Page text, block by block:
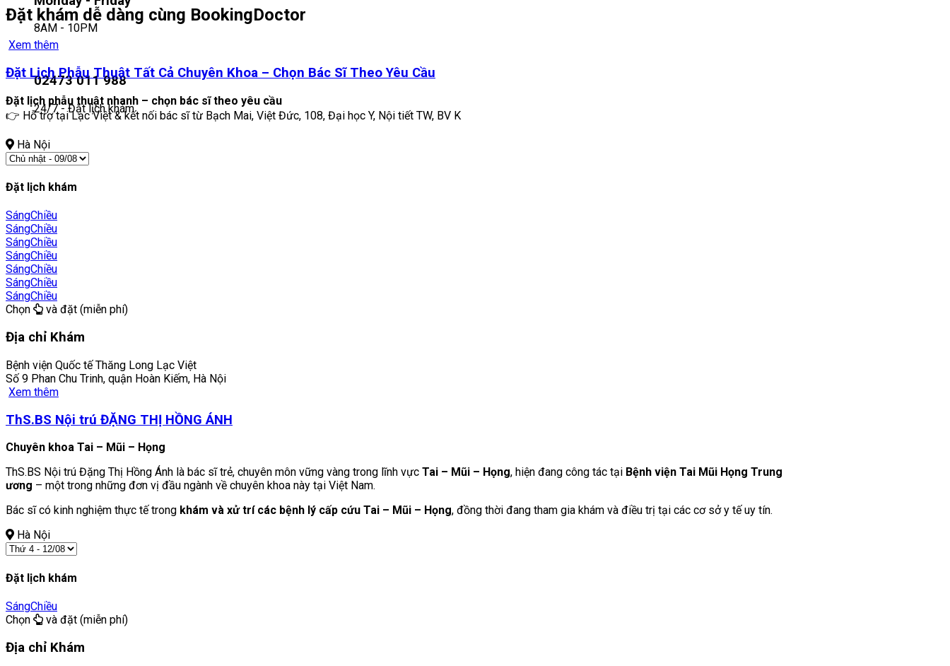
8AM - 10PM
02473 011 988
24/7 - Đặt lịch khám
Đặt khám dễ dàng cùng BookingDoctor
Xem thêm
Đặt Lịch Phẫu Thuật Tất Cả Chuyên Khoa – Chọn Bác Sĩ Theo Yêu Cầu
Đặt lịch phẫu thuật nhanh – chọn bác sĩ theo yêu cầu
👉 Hỗ trợ tại Lạc Việt & kết nối bác sĩ từ Bạch Mai, Việt Đức, 108, Đại học Y, Nội tiết TW, BV K
Hà Nội
Đặt lịch khám
SángChiều
SángChiều
SángChiều
SángChiều
SángChiều
SángChiều
SángChiều
Chọn
và đặt (miễn phí)
Địa chỉ Khám
Bệnh viện Quốc tế Thăng Long Lạc Việt
Số 9 Phan Chu Trinh, quận Hoàn Kiếm, Hà Nội
Xem thêm
ThS.BS Nội trú ĐẶNG THỊ HỒNG ÁNH
Chuyên khoa Tai – Mũi – Họng
ThS.BS Nội trú Đặng Thị Hồng Ánh là bác sĩ trẻ, chuyên môn vững vàng trong lĩnh vực Tai – Mũi – Họng, hiện đang công tác tại Bệnh viện Tai Mũi Họng Trung
ương – một trong những đơn vị đầu ngành về chuyên khoa này tại Việt Nam.
Bác sĩ có kinh nghiệm thực tế trong khám và xử trí các bệnh lý cấp cứu Tai – Mũi – Họng, đồng thời đang tham gia khám và điều trị tại các cơ sở y tế uy tín.
Hà Nội
Đặt lịch khám
SángChiều
Chọn
và đặt (miễn phí)
Địa chỉ Khám